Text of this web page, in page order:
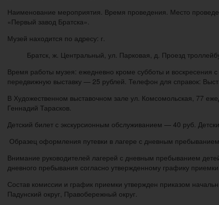
Наименование мероприятия. Время проведения. Место
«Первый завод Братска».
Музей находится по адресу: г.
Братск, ж. Центральный, ул. Парковая, д. Проезд
Время работы музея: ежедневно кроме субботы и воскресения
передвижную выставку — 25 рублей. Телефон для справок:
В Художественном выставочном зале ул. Комсомольская, 77
Геннадий Тарасков.
Детский билет с экскурсионным обслуживанием — 40 руб.
Образец оформления путевки в лагере с дневным
Внимание руководителей лагерей с дневным пребыванием
дневного пребывания согласно утвержденному графику
Состав комиссии и график приемки утвержден приказом
Падунский округ, Правобережный округ.